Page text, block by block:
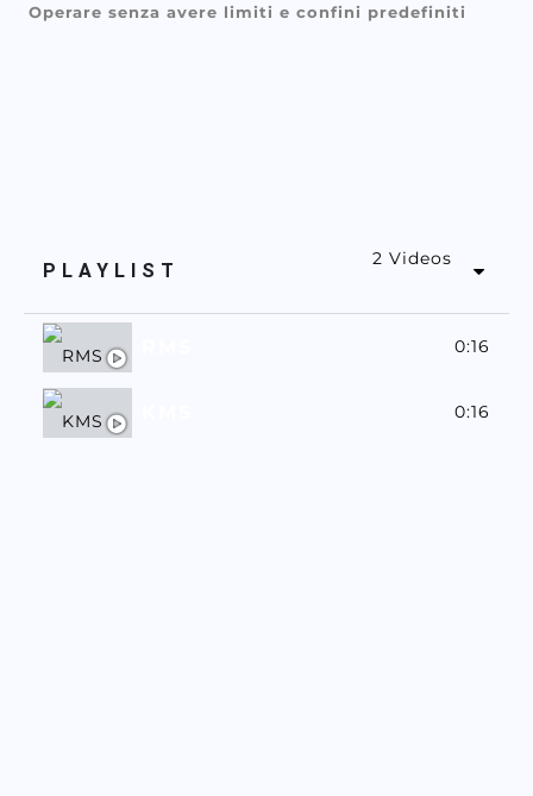
Operare senza avere limiti e confini predefiniti
PLAYLIST
2 Videos
0:16
0:16